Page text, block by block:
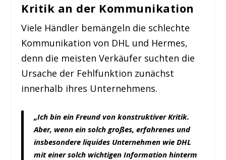
Kritik an der Kommunikation
Viele Händler bemängeln die schlechte
Kommunikation von DHL und Hermes,
denn die meisten Verkäufer suchten die
Ursache der Fehlfunktion zunächst
innerhalb ihres Unternehmens.
„Ich bin ein Freund von konstruktiver Kritik.
Aber, wenn ein solch großes, erfahrenes und
insbesondere liquides Unternehmen wie DHL
mit einer solch wichtigen Information hinterm